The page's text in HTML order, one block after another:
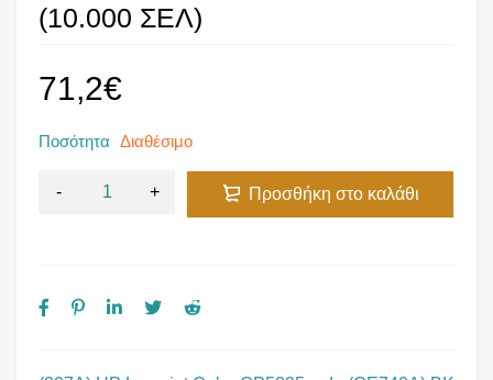
(10.000 ΣΕΛ)
71,2€
Ποσότητα Διαθέσιμο
Προσθήκη στο καλάθι